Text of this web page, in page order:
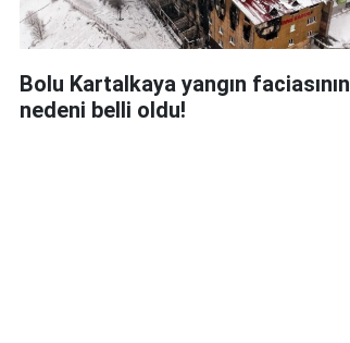
Bolu Kartalkaya yangın faciasının
nedeni belli oldu!